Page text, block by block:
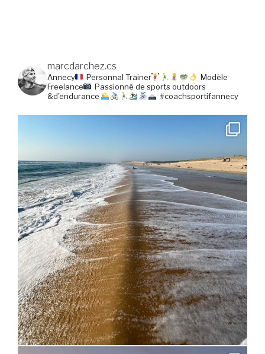
marcdarchez.cs
Annecy Personnal Trainer
Modèle
Freelance
Passionné de sports outdoors
&d'endurance
#coachsportifannecy